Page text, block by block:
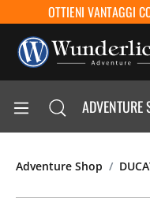
OTTIENI VANTAGGI
ADVENTURE
Adventure Shop